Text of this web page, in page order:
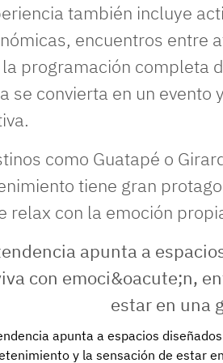
también incluye
encuentros entre
programación completa
se convierta en un
como Guatapé o
tiene gran
relax con la emoción
apunta a espacios
y la sensación de estar